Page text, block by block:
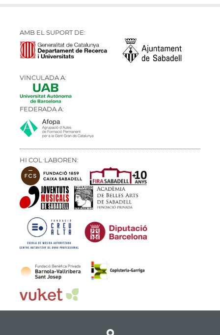
AMB EL SUPORT DE:
VINCULADA A:
FEDERADA A:
HI COL·LABOREN: